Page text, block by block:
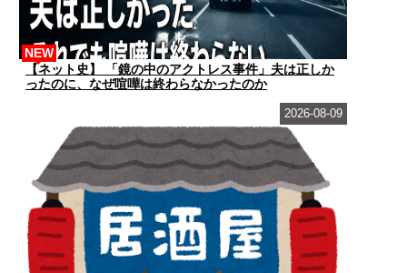
【ネット史】 「鏡の中のアクトレス事件」夫は正しか
ったのに、なぜ喧嘩は終わらなかったのか
NEW
2026-08-09